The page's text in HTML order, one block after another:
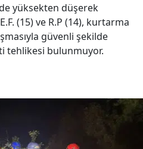
yüksekten düşerek
(15) ve R.P (14), kurtarma
güvenli şekilde
tehlikesi bulunmuyor.